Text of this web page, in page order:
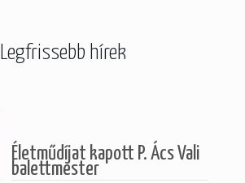
Legfrissebb hírek
Életműdíjat kapott P. Ács Vali
balettmester